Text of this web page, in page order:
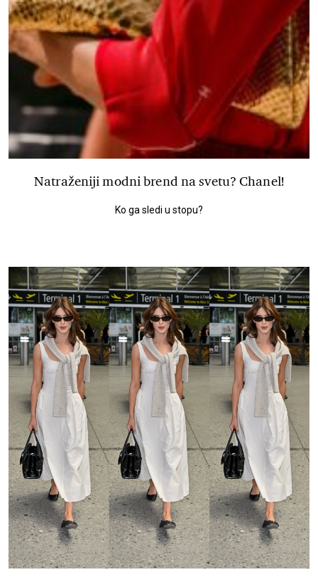
Natraženiji modni brend na svetu? Chanel!
Ko ga sledi u stopu?